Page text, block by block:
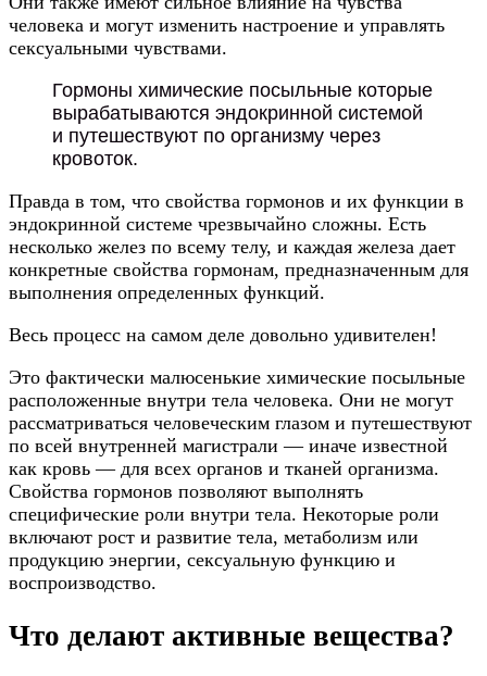
человека и могут изменить настроение и управлять
сексуальными чувствами.
Гормоны химические посыльные которые
вырабатываются эндокринной системой
и путешествуют по организму через
кровоток.
Правда в том, что свойства гормонов и их функции в
эндокринной системе чрезвычайно сложны. Есть
несколько желез по всему телу, и каждая железа дает
конкретные свойства гормонам, предназначенным для
выполнения определенных функций.
Весь процесс на самом деле довольно удивителен!
Это фактически малюсенькие химические посыльные
расположенные внутри тела человека. Они не могут
рассматриваться человеческим глазом и путешествуют
по всей внутренней магистрали — иначе известной
как кровь — для всех органов и тканей организма.
Свойства гормонов позволяют выполнять
специфические роли внутри тела. Некоторые роли
включают рост и развитие тела, метаболизм или
продукцию энергии, сексуальную функцию и
воспроизводство.
Что делают активные вещества?